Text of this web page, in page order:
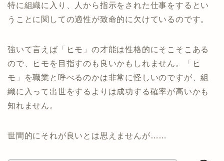
特に組織に入り、人から指示をされた仕事をするとい
うことに関しての適性が致命的に欠けているのです。
強いて言えば「ヒモ」の才能は性格的にそこそこある
ので、ヒモを目指すのも良いかもしれません。「ヒ
モ」を職業と呼べるのかは非常に怪しいのですが、組
織に入って出世をするよりは成功する確率が高いかも
知れません。
世間的にそれが良いとは思えませんが……